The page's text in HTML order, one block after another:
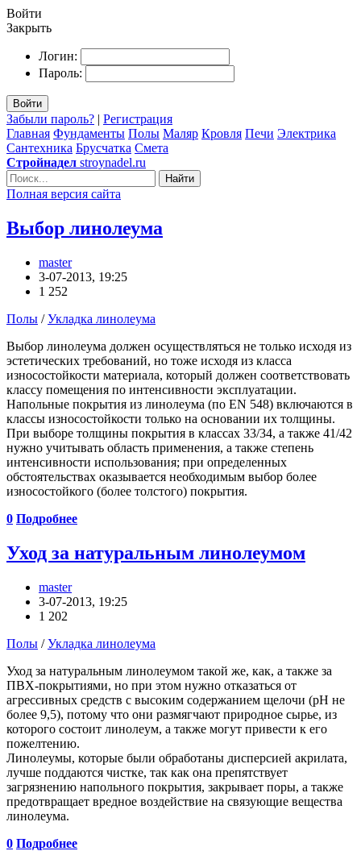
Войти
Закрыть
Логин:
Пароль:
Войти
Забыли пароль? | Регистрация
Главная Фундаменты Полы Маляр Кровля Печи Электрика
Сантехника Брусчатка Смета
Стройнадел stroynadel.ru
Найти
Полная версия сайта
Выбор линолеума
master
3-07-2013, 19:25
1 252
Полы /Укладка линолеума
Выбор линолеума должен осуществляться не только исходя из
эстетических требований, но тоже исходя из класса
износостойкости материала, который должен соответствовать
классу помещения по интенсивности эксплуатации.
Напольные покрытия из линолеума (по EN 548) включаются в
классы износостойкости только на основании их толщины.
При выборе толщины покрытия в классах 33/34, а также 41/42
нужно учитывать область применения, а также степень
интенсивности использования; при определенных
обстоятельствах оказывается необходимым выбор более
износостойкого (более толстого) покрытия.
0 Подробнее
Уход за натуральным линолеумом
master
3-07-2013, 19:25
1 202
Полы /Укладка линолеума
Уход за натуральным линолеумом такой же, как, а также за
ПВХ-покрытиями, но при этом нужно отказаться от
агрессивных средств с высоким содержанием щелочи (рН не
более 9,5), потому что они размягчают природное сырье, из
которого состоит линолеум, а также могут привести к его
пожелтению.
Линолеумы, которые были обработаны дисперсией акрилата,
лучше поддаются чистке, так как она препятствует
загрязнению напольного покрытия, закрывает поры, а также
предотвращает вредное воздействие на связующие вещества
линолеума.
0 Подробнее